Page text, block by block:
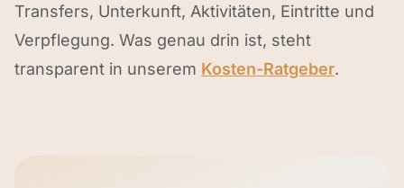
Transfers, Unterkunft, Aktivitäten, Eintritte und
Verpflegung. Was genau drin ist, steht
transparent in unserem Kosten-Ratgeber.